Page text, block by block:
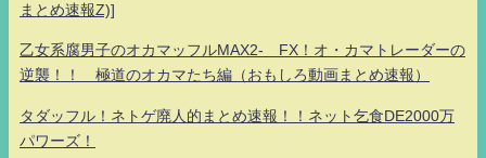
まとめ速報Z)]
乙女系腐男子のオカマッフルMAX2- FX！オ・カマトレーダーの
逆襲！！ 極道のオカマたち編（おもしろ動画まとめ速報）
タダッフル！ネトゲ廃人的まとめ速報！！ネット乞食DE2000万
パワーズ！